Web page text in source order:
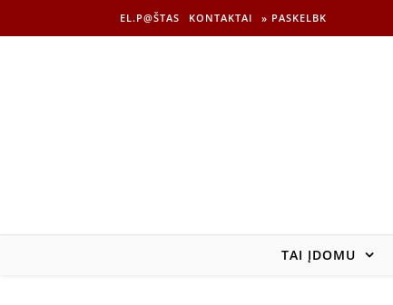
EL.P@ŠTAS KONTAKTAI » PASKELBK
TAI ĮDOMU